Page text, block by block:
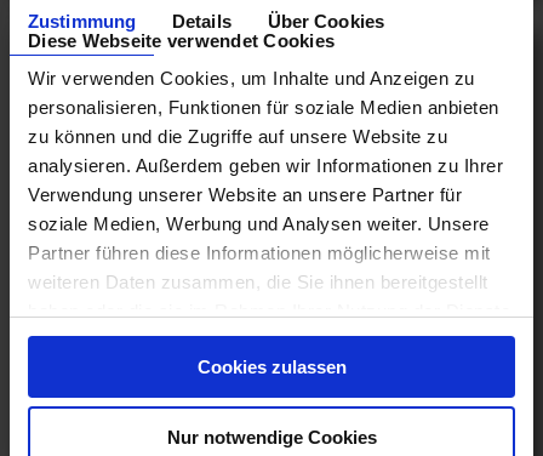
Zustimmung Details
Über Cookies
Diese Webseite verwendet Cookies
Wir verwenden Cookies, um Inhalte und Anzeigen zu
personalisieren, Funktionen für soziale Medien anbieten
zu können und die Zugriffe auf unsere Website zu
analysieren. Außerdem geben wir Informationen zu Ihrer
Verwendung unserer Website an unsere Partner für
soziale Medien, Werbung und Analysen weiter. Unsere
Partner führen diese Informationen möglicherweise mit
weiteren Daten zusammen, die Sie ihnen bereitgestellt
gesammelt haben.
Cookies zulassen
Nur notwendige Cookies
Transpazifik Kreuzfahrten
Transpazifik 13 Tage ab Honolulu an Vancouver mit
27.08.26 - 04.05.29